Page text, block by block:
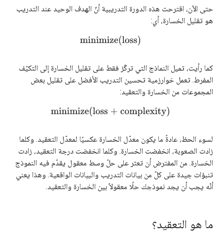
حتى الآن، اقترحت هذه الدورة التدريبية أنّ الهدف الوحيد عند التدريب
هو تقليل الخسارة، أي:
minimize(loss)
كما رأيت، تميل النماذج التي تركّز فقط على تقليل الخسارة إلى التكيّف
المفرط. تعمل خوارزمية تحسين التدريب الأفضل على تقليل بعض
المجموعات من الخسارة والتعقيد:
minimize(loss + complexity)
لسوء الحظ، عادةً ما يكون معدّل الخسارة عكسيًا لمعدّل التعقيد. وكلما
زادت الصعوبة، انخفضت الخسارة. وكلما انخفضت درجة التعقيد، زادت
الخسارة. من المفترض أن تعثر على حلّ وسط معقول يقدّم فيه النموذج
تنبؤات جيدة على كلّ من بيانات التدريب والبيانات الواقعية. وهذا يعني
أنّه يجب أن يجد نموذجك حلًا معقولاً بين الخسارة والتعقيد.
ما هو التعقيد؟